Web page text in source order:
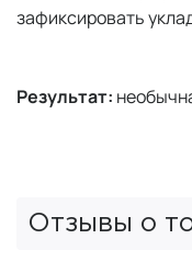
зафиксировать
Результат:
Отзывы о